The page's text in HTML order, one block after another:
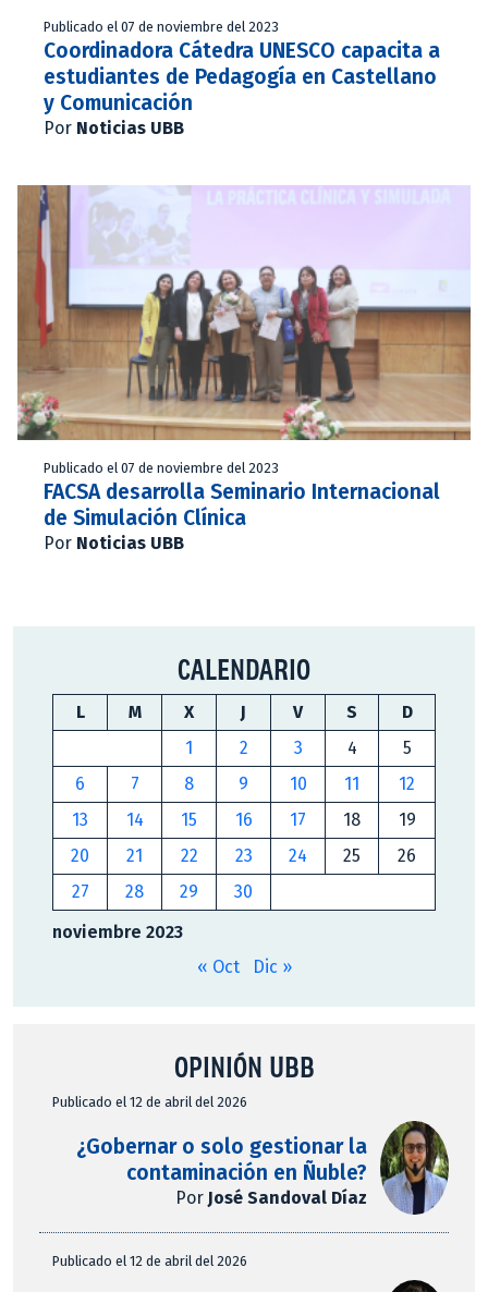
Publicado el 07 de noviembre del 2023
Coordinadora Cátedra UNESCO capacita a
estudiantes de Pedagogía en Castellano
y Comunicación
Por Noticias UBB
Publicado el 07 de noviembre del 2023
FACSA desarrolla Seminario Internacional
de Simulación Clínica
Por Noticias UBB
CALENDARIO
noviembre 2023
L M X J V S
D
1
2 3 4
5
6
7 8 9 10 11
12
13
14 15 16 17 18
19
20
21 22 23 24 25
26
27
28 29 30
« Oct Dic »
OPINIÓN UBB
Publicado el 12 de abril del 2026
¿Gobernar o solo gestionar la
contaminación en Ñuble?
Por José Sandoval Díaz
Publicado el 12 de abril del 2026